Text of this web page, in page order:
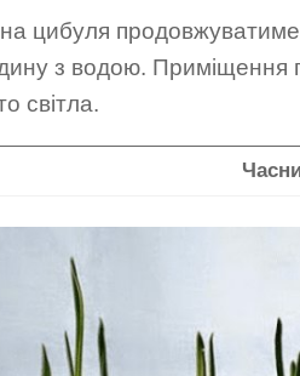
цибуля продовжуватиме
з водою. Приміщення
світла.